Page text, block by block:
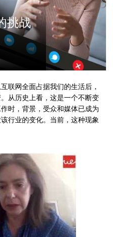
挑战
联网全面占据我们的生活后，
从历史上看，这是一个不断变
时，背景，受众和媒体已成为
行业的变化。当前，这种现象